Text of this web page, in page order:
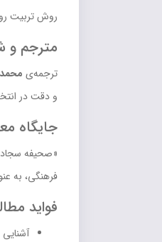
روش تربیت
مترجم و
ترجمه‌ی
و دقت در
جایگاه
«صحیفه
فرهنگی، به
فواید